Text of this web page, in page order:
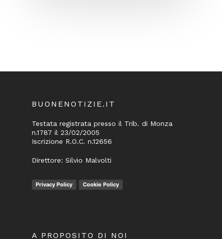
BUONENOTIZIE.IT
Testata registrata presso il Trib. di Monza
n.1787 il 23/02/2005
Iscrizione R.O.C. n.12656
Direttore: Silvio Malvolti
Privacy Policy Cookie Policy
A PROPOSITO DI NOI